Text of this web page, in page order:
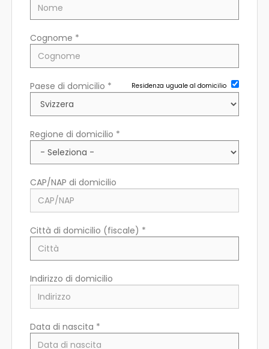
IT
DE
ES
PT
Cognome *
Paese di domicilio * Residenza uguale al domicilio
Regione di domicilio *
CAP/NAP di domicilio
Città di domicilio (fiscale) *
Indirizzo di domicilio
Paese di residenza *
Data di nascita *